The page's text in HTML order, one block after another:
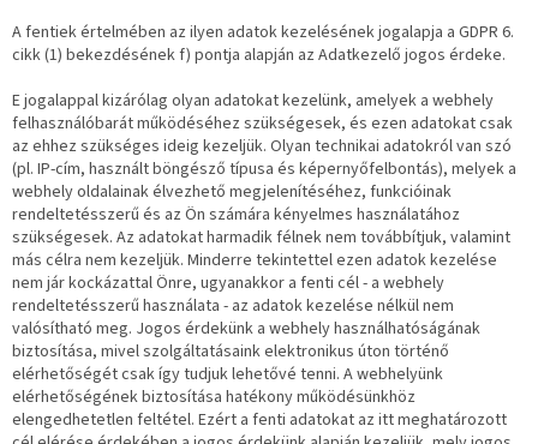
A fentiek értelmében az ilyen adatok kezelésének jogalapja a GDPR 6.
cikk (1) bekezdésének f) pontja alapján az Adatkezelő jogos érdeke.
E jogalappal kizárólag olyan adatokat kezelünk, amelyek a webhely
felhasználóbarát működéséhez szükségesek, és ezen adatokat csak
az ehhez szükséges ideig kezeljük. Olyan technikai adatokról van szó
(pl. IP-cím, használt böngésző típusa és képernyőfelbontás), melyek a
webhely oldalainak élvezhető megjelenítéséhez, funkcióinak
rendeltetésszerű és az Ön számára kényelmes használatához
szükségesek. Az adatokat harmadik félnek nem továbbítjuk, valamint
más célra nem kezeljük. Minderre tekintettel ezen adatok kezelése
nem jár kockázattal Önre, ugyanakkor a fenti cél - a webhely
rendeltetésszerű használata - az adatok kezelése nélkül nem
valósítható meg. Jogos érdekünk a webhely használhatóságának
biztosítása, mivel szolgáltatásaink elektronikus úton történő
elérhetőségét csak így tudjuk lehetővé tenni. A webhelyünk
elérhetőségének biztosítása hatékony működésünkhöz
elengedhetetlen feltétel. Ezért a fenti adatokat az itt meghatározott